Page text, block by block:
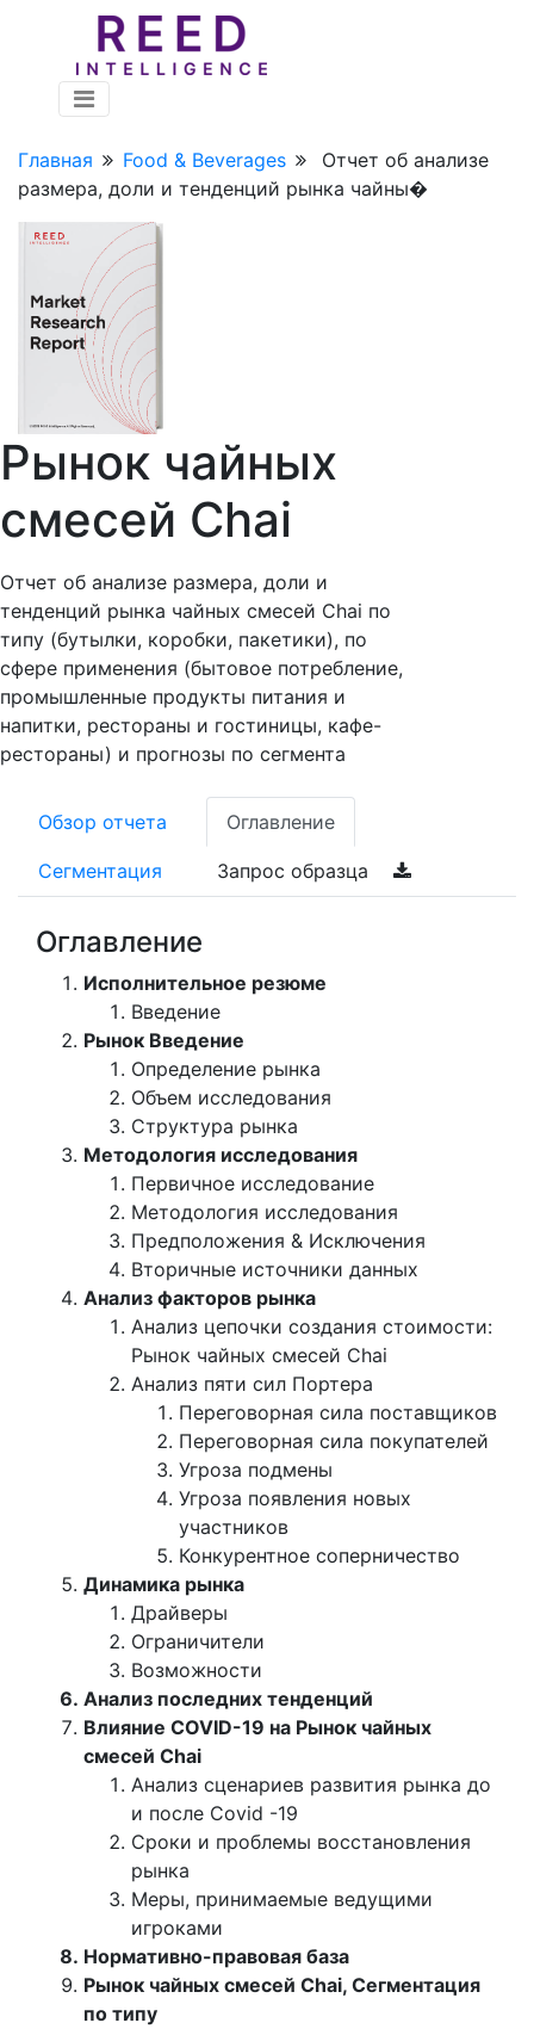
Главная Food & Beverages
Отчет об анализе
размера, доли и тенденций рынка чайны�
Рынок чайных
смесей Chai
Отчет об анализе размера, доли и
тенденций рынка чайных смесей Chai по
типу (бутылки, коробки, пакетики), по
сфере применения (бытовое потребление,
промышленные продукты питания и
напитки, рестораны и гостиницы, кафе-
рестораны) и прогнозы по сегмента
Обзор отчета Оглавление
Сегментация Запрос образца
Оглавление
Исполнительное резюме
Введение
Рынок Введение
Определение рынка
Объем исследования
Структура рынка
Методология исследования
Первичное исследование
Методология исследования
Предположения & Исключения
Вторичные источники данных
Анализ факторов рынка
Анализ цепочки создания стоимости:
Рынок чайных смесей Chai
Анализ пяти сил Портера
Переговорная сила поставщиков
Переговорная сила покупателей
Угроза подмены
Угроза появления новых
участников
Конкурентное соперничество
Динамика рынка
Драйверы
Ограничители
Возможности
Анализ последних тенденций
Влияние COVID-19 на Рынок чайных
смесей Chai
Анализ сценариев развития рынка до
и после Covid -19
Сроки и проблемы восстановления
рынка
Меры, принимаемые ведущими
игроками
Нормативно-правовая база
Рынок чайных смесей Chai, Сегментация
по типу